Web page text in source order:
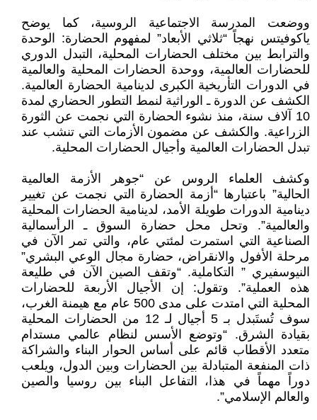
ووضعت المدرسة الاجتماعية الروسية، كما يوضح
ياكوفيتس نهجاً “ثلاثي الأبعاد” لمفهوم الحضارة: الوحدة
والترابط بين مختلف الحضارات المحلية، التبدل الدوري
للحضارات العالمية، ووحدة الحضارات المحلية والعالمية
في الدورات التأريخية الكبرى لدينامية الحضارة العالمية.
الكشف عن الدورة ـ الوراثية لنمط التطور الحضاري لمدة
10 آلاف سنة، منذ نشوء الحضارة التي نجمت عن الثورة
الزراعية. والكشف عن مضمون الأزمات التي تنشب عند
تبدل الحضارات العالمية وأجيال الحضارات المحلية.
وكشف العلماء الروس عن “جوهر الأزمة العالمية
الحالية” باعتبارها “أزمة الحضارة التي نجمت عن تغيير
دينامية الدورات طويلة الأمد، لدينامية الحضارات المحلية
والعالمية”. وتحل محل حضارة السوق ـ الرأسمالية
الصناعية التي استمرت لمئتي عام، والتي تمر الآن في
مرحلة الأفول والانقراض، حضارة مجال الوعي البشري”
النيوسفيري ” التكاملية. “وتقف الصين الآن في طليعة
هذه العملية”. وتقول: إن الأجيال الأربعة للحضارات
المحلية التي امتدت على مدى 500 عام مع هيمنة الغرب،
سوف تُستَبدل بـ 5 أجيال لـ 12 من الحضارات المحلية
بقيادة الشرق. “وتوضع الأسس لنظام عالمي مستدام
متعدد الأقطاب قائم على أساس الحوار البناء والشراكة
ذات المنفعة المتبادلة بين الحضارات وبين الدول، ويلعب
دوراً مهماً في هذا، التفاعل البناء بين روسيا والصين
والعالم الإسلامي”.